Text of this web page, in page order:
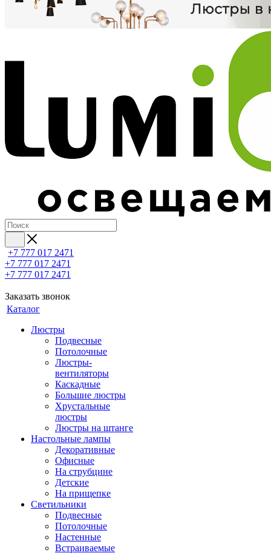
+7 777 017 2471
+7 777 017 2471
+7 777 017 2471
Заказать звонок
Каталог
Люстры
Подвесные
Потолочные
Люстры-
вентиляторы
Каскадные
Большие люстры
Хрустальные
люстры
Люстры на штанге
Настольные лампы
Декоративные
Офисные
На струбцине
Детские
На прищепке
Светильники
Подвесные
Потолочные
Настенные
Встраиваемые